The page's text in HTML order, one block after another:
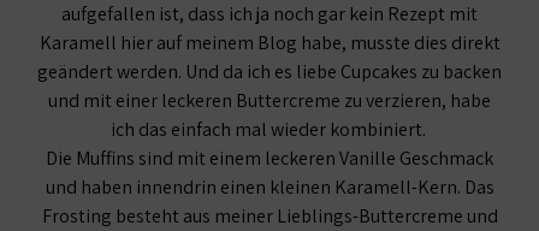
aufgefallen ist, dass ich ja noch gar kein Rezept mit
Karamell hier auf meinem Blog habe, musste dies direkt
geändert werden. Und da ich es liebe Cupcakes zu backen
und mit einer leckeren Buttercreme zu verzieren, habe
ich das einfach mal wieder kombiniert.
Die Muffins sind mit einem leckeren Vanille Geschmack
und haben innendrin einen kleinen Karamell-Kern. Das
Frosting besteht aus meiner Lieblings-Buttercreme und